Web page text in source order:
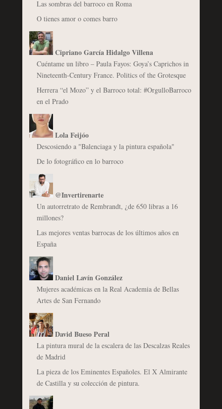
Las sombras del barroco en Roma
O tienes amor o comes barro
Cipriano García Hidalgo Villena
Cuéntame un libro – Paula Fayos: Goya’s Caprichos in
Nineteenth-Century France. Politics of the Grotesque
Herrera “el Mozo” y el Barroco total: #OrgulloBarroco
en el Prado
Lola Feijóo
Descosiendo a "Balenciaga y la pintura española"
De lo fotográfico en lo barroco
@Invertirenarte
Un autorretrato de Rembrandt, ¿de 650 libras a 16
millones?
Las mejores ventas barrocas de los últimos años en
España
Daniel Lavín González
Mujeres académicas en la Real Academia de Bellas
Artes de San Fernando
David Bueso Peral
La pintura mural de la escalera de las Descalzas Reales
de Madrid
La pieza de los Eminentes Españoles. El X Almirante
de Castilla y su colección de pintura.